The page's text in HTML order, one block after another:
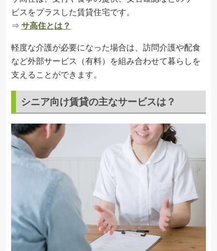
ビスをプラスした賃貸住宅です。
⇒サ高住とは？
軽度な介護が必要になった場合は、訪問介護や配食
など外部サービス（有料）を組み合わせて暮らしを
支えることができます。
シニア向け賃貸の主なサービスは？